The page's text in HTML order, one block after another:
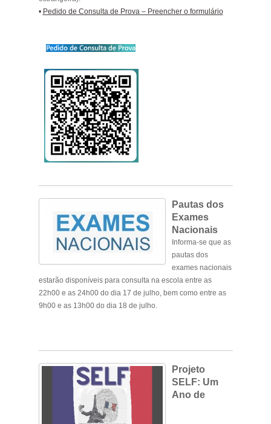
• Pedido de Consulta de Prova – Preencher o formulário
Pautas dos
Exames
Nacionais
Informa-se que as
pautas dos
exames nacionais
estarão disponíveis para consulta na escola entre as
22h00 e as 24h00 do dia 17 de julho, bem como entre as
9h00 e as 13h00 do dia 18 de julho.
Projeto
SELF: Um
Ano de